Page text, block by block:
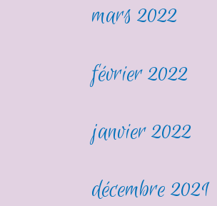
mars 2022
février 2022
janvier 2022
décembre 2021